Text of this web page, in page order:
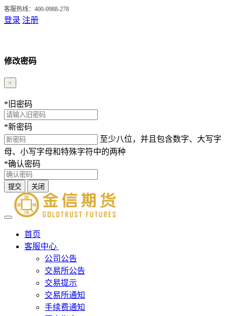
客服热线：400-0988-278
登录 注册
修改密码
×
* 旧密码
*新密码
至少八位，并且包含数字、大写字
母、小写字母和特殊字符中的两种
*确认密码
提交 关闭
首页
客服中心
公司公告
交易所公告
交易提示
交易所通知
手续费通知